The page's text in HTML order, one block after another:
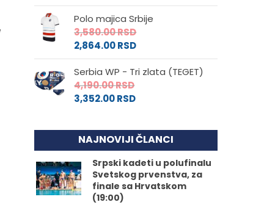
Polo majica Srbije
3,580.00RSD
2,864.00RSD
Serbia WP - Tri zlata (TEGET)
4,190.00RSD
3,352.00RSD
NAJNOVIJI ČLANCI
Srpski kadeti u polufinalu
Svetskog prvenstva, za
finale sa Hrvatskom
(19:00)